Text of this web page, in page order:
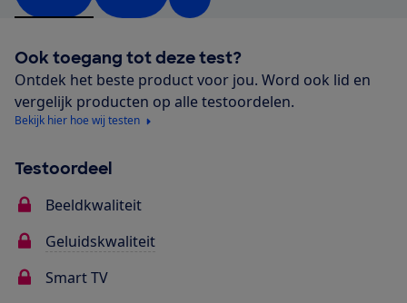
Ook toegang tot deze test?
Ontdek het beste product voor jou. Word ook lid en
vergelijk producten op alle testoordelen.
Bekijk hier hoe wij testen
Testoordeel
Beeldkwaliteit
Geluidskwaliteit
Smart TV